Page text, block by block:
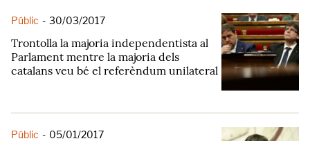
Públic - 30/03/2017
Trontolla la majoria independentista al
Parlament mentre la majoria dels
catalans veu bé el referèndum unilateral
Públic - 05/01/2017